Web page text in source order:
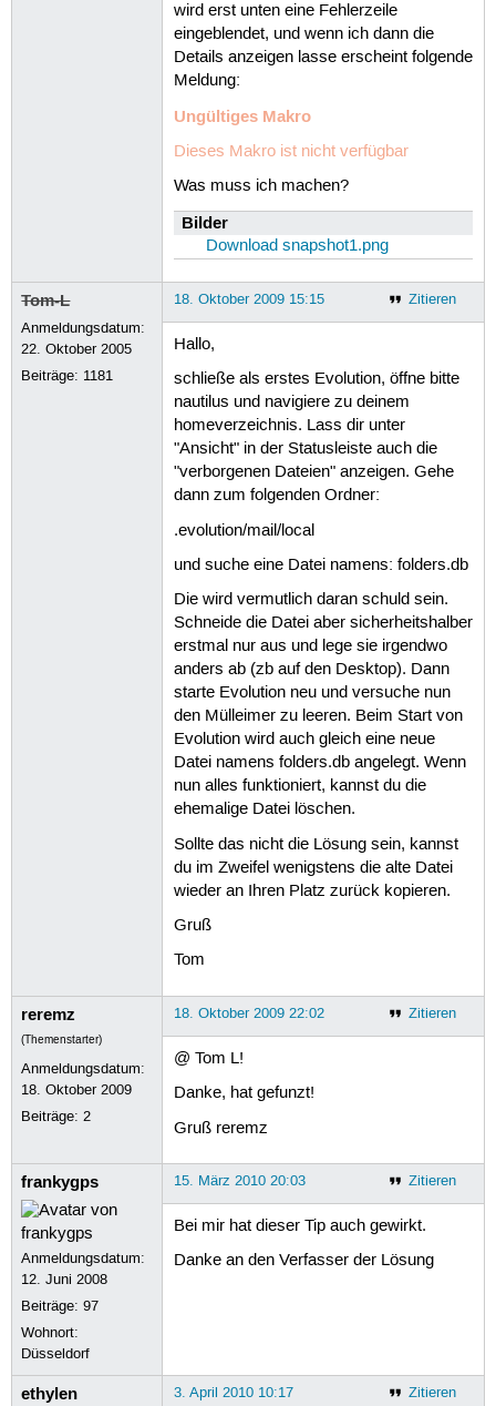
wird erst unten eine Fehlerzeile
eingeblendet, und wenn ich dann die
Details anzeigen lasse erscheint folgende
Meldung:
Ungültiges Makro
Dieses Makro ist nicht verfügbar
Was muss ich machen?
Bilder
Download snapshot1.png
Tom-L
Anmeldungsdatum:
22. Oktober 2005
Beiträge: 1181
Zitieren
18. Oktober 2009 15:15
Hallo,
schließe als erstes Evolution, öffne bitte
nautilus und navigiere zu deinem
homeverzeichnis. Lass dir unter
"Ansicht" in der Statusleiste auch die
"verborgenen Dateien" anzeigen. Gehe
dann zum folgenden Ordner:
.evolution/mail/local
und suche eine Datei namens: folders.db
Die wird vermutlich daran schuld sein.
Schneide die Datei aber sicherheitshalber
erstmal nur aus und lege sie irgendwo
anders ab (zb auf den Desktop). Dann
starte Evolution neu und versuche nun
den Mülleimer zu leeren. Beim Start von
Evolution wird auch gleich eine neue
Datei namens folders.db angelegt. Wenn
nun alles funktioniert, kannst du die
ehemalige Datei löschen.
Sollte das nicht die Lösung sein, kannst
du im Zweifel wenigstens die alte Datei
wieder an Ihren Platz zurück kopieren.
Gruß
Tom
reremz
(Themenstarter)
Anmeldungsdatum:
18. Oktober 2009
Beiträge:2
Zitieren
18. Oktober 2009 22:02
@ Tom L!
Danke, hat gefunzt!
Gruß reremz
frankygps
Anmeldungsdatum:
12. Juni 2008
Beiträge:97
Wohnort:
Düsseldorf
Zitieren
15. März 2010 20:03
Bei mir hat dieser Tip auch gewirkt.
Danke an den Verfasser der Lösung
ethylen Zitieren
3. April 2010 10:17